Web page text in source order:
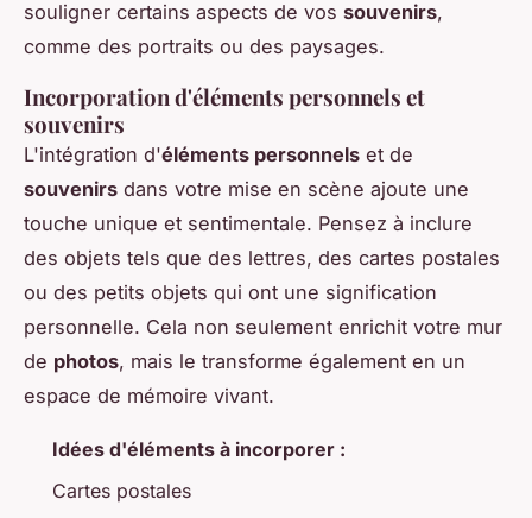
souligner certains aspects de vos souvenirs,
comme des portraits ou des paysages.
Incorporation d'éléments personnels et
souvenirs
L'intégration d'éléments personnels et de
souvenirs dans votre mise en scène ajoute une
touche unique et sentimentale. Pensez à inclure
des objets tels que des lettres, des cartes postales
ou des petits objets qui ont une signification
personnelle. Cela non seulement enrichit votre mur
de photos, mais le transforme également en un
espace de mémoire vivant.
Idées d'éléments à incorporer :
Cartes postales